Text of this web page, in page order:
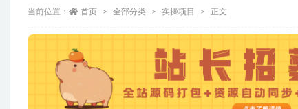
当前位置： 首页 全部分类 实操项目 正文